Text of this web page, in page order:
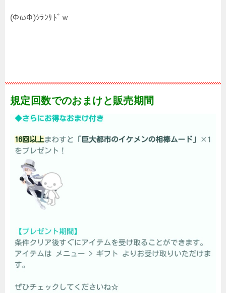
(ΦωΦ)ｼﾗﾝｹﾄﾞｗ
規定回数でのおまけと販売期間